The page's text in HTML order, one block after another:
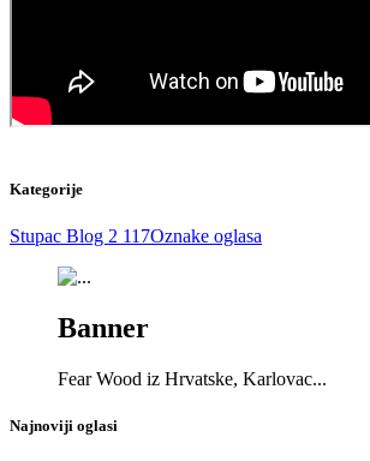
Kategorije
Stupac Blog 2 117Oznake oglasa
Banner
Fear Wood iz Hrvatske, Karlovac...
Najnoviji oglasi